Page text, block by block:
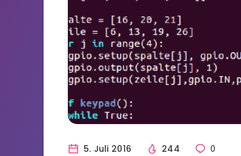
5. Juli 2016 244 0